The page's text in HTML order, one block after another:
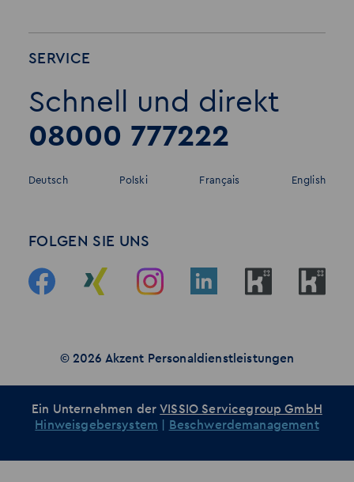
SERVICE
Schnell und direkt
08000 777222
Deutsch Polski Français English
FOLGEN SIE UNS
© 2026 Akzent Personaldienstleistungen
Ein Unternehmen derVISSIO Servicegroup GmbH
Hinweisgebersystem
Beschwerdemanagement